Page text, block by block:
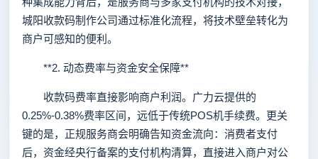
城阳收款码制作公司通过标准化流程，将技术壁垒转化为
商户可感知的便利。
**2. 动态费率与资金安全保障**
收款码费率直接影响商户利润。广力云提供的
0.25%-0.38%费率区间，远低于传统POS机手续费。更关
键的是，正规服务商会明确告知资金流向：消费者支付
后，资金经央行备案的支付机构清算，直接进入商户对公